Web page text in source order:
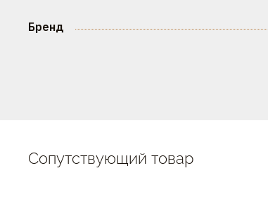
Бренд
Сопутствующий товар